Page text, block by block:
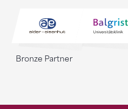
Bronze Partner